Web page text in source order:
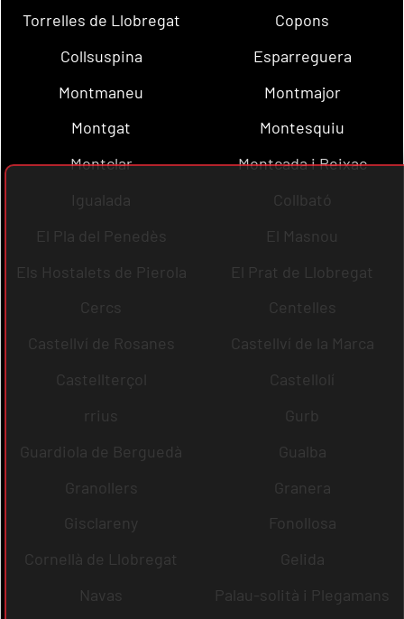
Torrelles de Llobregat
Copons
Collsuspina
Esparreguera
Montmaneu
Montmajor
Montgat
Montesquiu
Montclar
Montcada i Reixac
Igualada
Collbató
El Pla del Penedès
El Masnou
Els Hostalets de Pierola
El Prat de Llobregat
Cercs
Centelles
Castellví de Rosanes
Castellví de la Marca
Castellterçol
Castellolí
rrius
Gurb
Guardiola de Berguedà
Gualba
Granollers
Granera
Gisclareny
Fonollosa
Cornellà de Llobregat
Gelida
Navas
Palau-solità i Plegamans